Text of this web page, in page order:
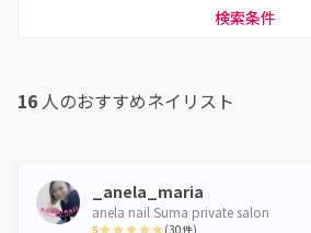
検索条件
16 人のおすすめネイリスト
_anela_maria
anela nail Suma private salon
5 (30件)